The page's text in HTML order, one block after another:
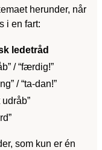
herunder, når
i en fart:
ledetråd
/ “færdig!”
/ “ta-dan!”
som kun er én